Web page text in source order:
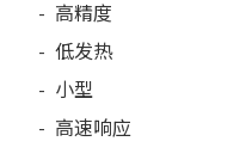
高精度
低发热
小型
高速响应